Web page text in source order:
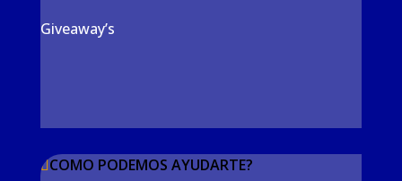
Giveaway’s
COMO PODEMOS AYUDARTE?